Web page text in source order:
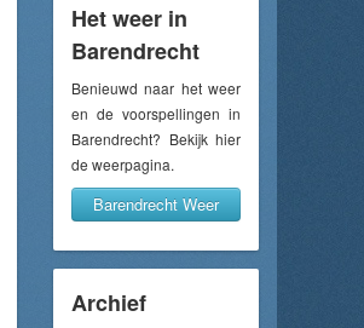
Het weer in
Barendrecht
Benieuwd naar het weer
en de voorspellingen in
Barendrecht? Bekijk hier
de weerpagina.
Barendrecht Weer
Archief